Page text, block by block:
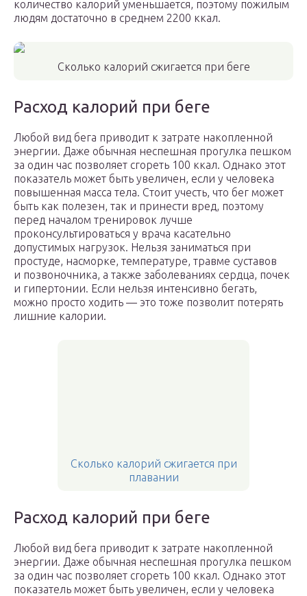
количество калорий уменьшается, поэтому пожилым
людям достаточно в среднем 2200 ккал.
Сколько калорий сжигается при беге
Расход калорий при беге
Любой вид бега приводит к затрате накопленной
энергии. Даже обычная неспешная прогулка пешком
за один час позволяет сгореть 100 ккал. Однако этот
показатель может быть увеличен, если у человека
повышенная масса тела. Стоит учесть, что бег может
быть как полезен, так и принести вред, поэтому
перед началом тренировок лучше
проконсультироваться у врача касательно
допустимых нагрузок. Нельзя заниматься при
простуде, насморке, температуре, травме суставов
и позвоночника, а также заболеваниях сердца, почек
и гипертонии. Если нельзя интенсивно бегать,
можно просто ходить — это тоже позволит потерять
лишние калории.
Сколько калорий сжигается при
плавании
Расход калорий при беге
Любой вид бега приводит к затрате накопленной
энергии. Даже обычная неспешная прогулка пешком
за один час позволяет сгореть 100 ккал. Однако этот
показатель может быть увеличен, если у человека